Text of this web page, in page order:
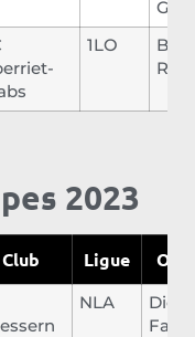
1LO
2023
Club Ligue
NLA
Fabio